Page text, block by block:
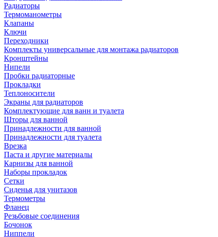
Радиаторы
Термоманометры
Клапаны
Ключи
Переходники
Комплекты универсальные для монтажа радиаторов
Кронштейны
Нипели
Пробки радиаторные
Прокладки
Теплоносители
Экраны для радиаторов
Комплектующие для ванн и туалета
Шторы для ванной
Принадлежности для ванной
Принадлежности для туалета
Врезка
Паста и другие материалы
Карнизы для ванной
Наборы прокладок
Сетки
Сиденья для унитазов
Термометры
Фланец
Резьбовые соединения
Бочонок
Ниппели